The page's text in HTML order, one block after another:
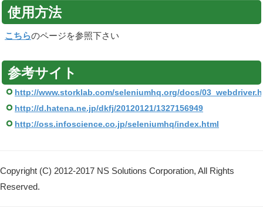
使用方法
こちらのページを参照下さい
参考サイト
http://www.storklab.com/seleniumhq.org/docs/
http://d.hatena.ne.jp/dkfj/20120121/1327156949
http://oss.infoscience.co.jp/seleniumhq/index.html
Copyright (C) 2012-2017 NS Solutions Corporation, All Rights
Reserved.